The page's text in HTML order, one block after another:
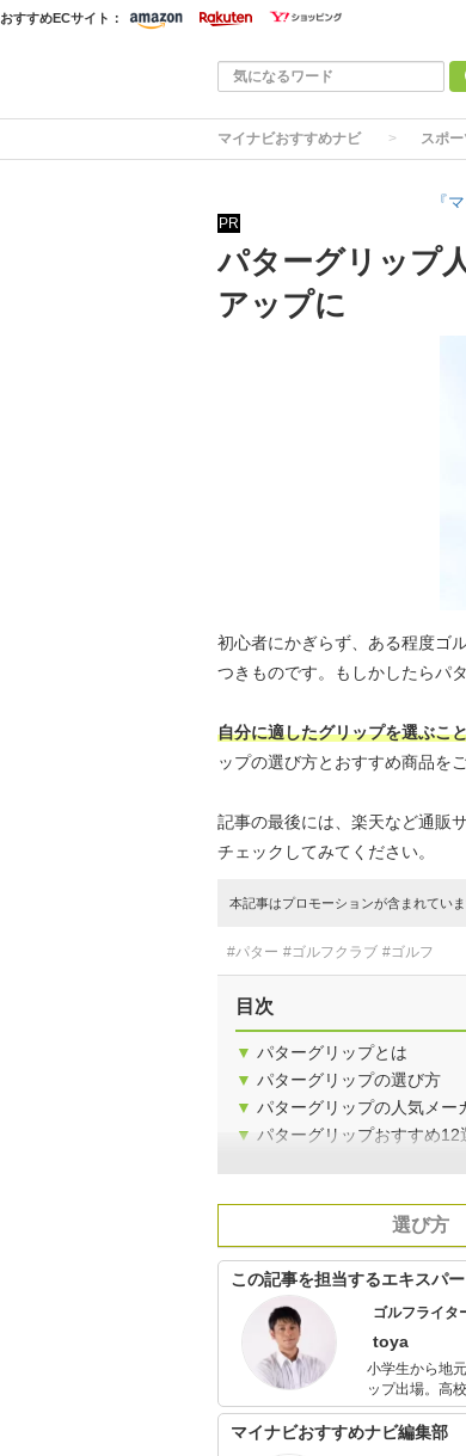
おすすめECサイト：
マイナビおすすめナビ スポ
『
PR
パターグリップ
アップに
初心者にかぎらず、ある程度ゴ
つきものです。もしかしたらパ
自分に適したグリップを選ぶこ
ップの選び方とおすすめ商品を
記事の最後には、楽天など通販
チェックしてみてください。
本記事はプロモーションが含まれてい
#パター #ゴルフクラブ #ゴルフ
目次
▼ パターグリップとは
▼ パターグリップの選び方
▼ パターグリップの人気メー
▼ パターグリップおすすめ12
選び方
この記事を担当するエキスパー
ゴルフライタ
toya
小学生から地
ップ出場。高
核弾頭タイプ。 現在は30歳を過ぎてから始めたゴルフにハマり、ゴルフライターとしてデビュ
や5年。ついに自身のラジ
マイナビおすすめナビ編集部